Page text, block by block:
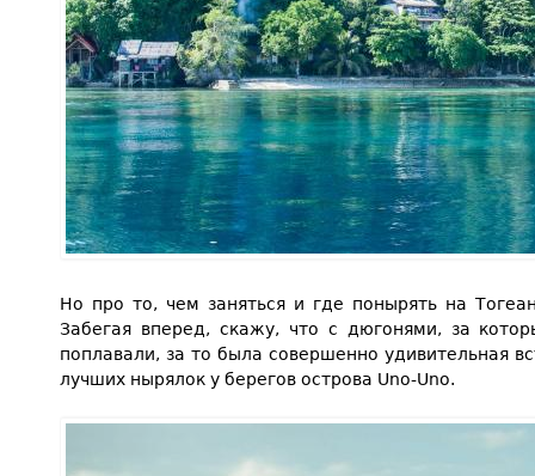
Но про то, чем заняться и где понырять на
Забегая вперед, скажу, что с дюгонями, за
поплавали, за то была совершенно удивительная
лучших нырялок у берегов острова Uno-Uno.